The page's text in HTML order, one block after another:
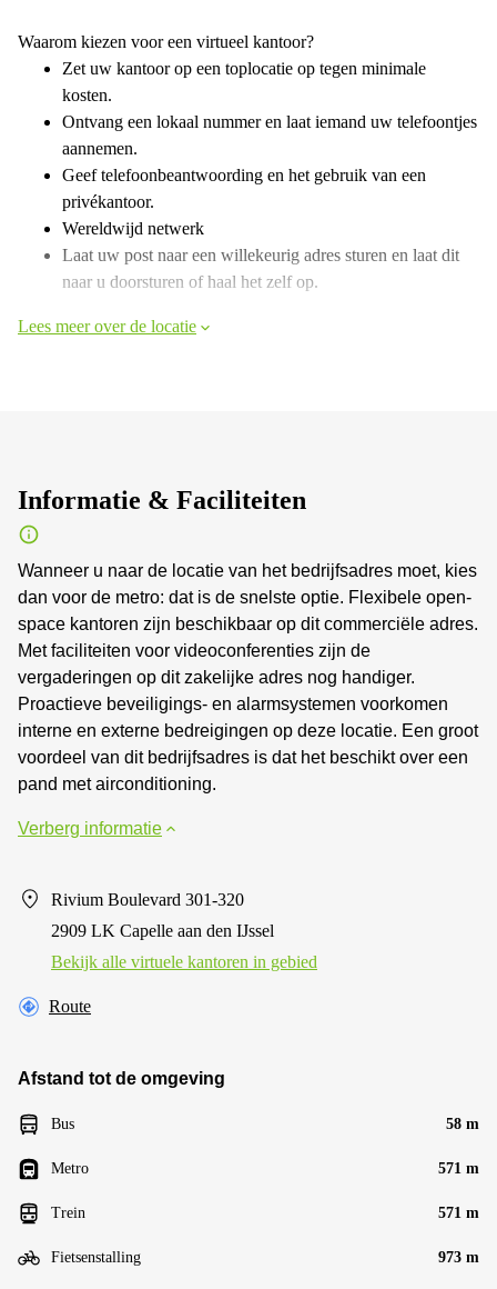
Waarom kiezen voor een virtueel kantoor?
Zet uw kantoor op een toplocatie op tegen minimale
kosten.
Ontvang een lokaal nummer en laat iemand uw telefoontjes
aannemen.
Geef telefoonbeantwoording en het gebruik van een
privékantoor.
Wereldwijd netwerk
Laat uw post naar een willekeurig adres sturen en laat dit
naar u doorsturen of haal het zelf op.
Lees meer over de locatie
Informatie & Faciliteiten
Wanneer u naar de locatie van het bedrijfsadres moet, kies
dan voor de metro: dat is de snelste optie. Flexibele open-
space kantoren zijn beschikbaar op dit commerciële adres.
Met faciliteiten voor videoconferenties zijn de
vergaderingen op dit zakelijke adres nog handiger.
Proactieve beveiligings- en alarmsystemen voorkomen
interne en externe bedreigingen op deze locatie. Een groot
voordeel van dit bedrijfsadres is dat het beschikt over een
pand met airconditioning.
Verberg informatie
Rivium Boulevard 301-320
2909 LK Capelle aan den IJssel
Bekijk alle virtuele kantoren in gebied
Route
Afstand tot de omgeving
Bus 58 m
Metro 571 m
Trein 571 m
Fietsenstalling 973 m